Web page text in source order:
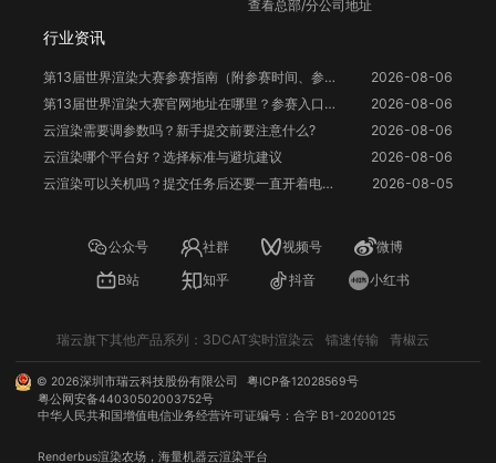
行业资讯
第13届世界渲染大赛参赛指南（附参赛时间、参赛要求、赛事奖励等）
2026-08-06
第13届世界渲染大赛官网地址在哪里？参赛入口与信息整理
2026-08-06
云渲染需要调参数吗？新手提交前要注意什么?
2026-08-06
云渲染哪个平台好？选择标准与避坑建议
2026-08-06
云渲染可以关机吗？提交任务后还要一直开着电脑吗？
2026-08-05
查看总部/分公司地址
公众号 社群 视频号
微博
B站
知乎 抖音 小红书
瑞云旗下其他产品系列： 3DCAT实时渲染云 镭速传输 青椒云
© 2026深圳市瑞云科技股份有限公司
粤ICP备12028569号
粤公网安备44030502003752号
中华人民共和国增值电信业务经营许可证编号：合字 B1-20200125
Renderbus渲染农场 ，海量机器云渲染平台